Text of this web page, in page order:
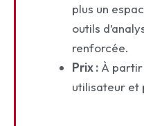
plus un
outils
renforcée.
Prix : À partir
utilisateur et